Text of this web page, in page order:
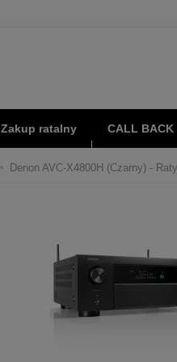
Zakup ratalny CALL
Denon AVC-X4800H (Czarny) -